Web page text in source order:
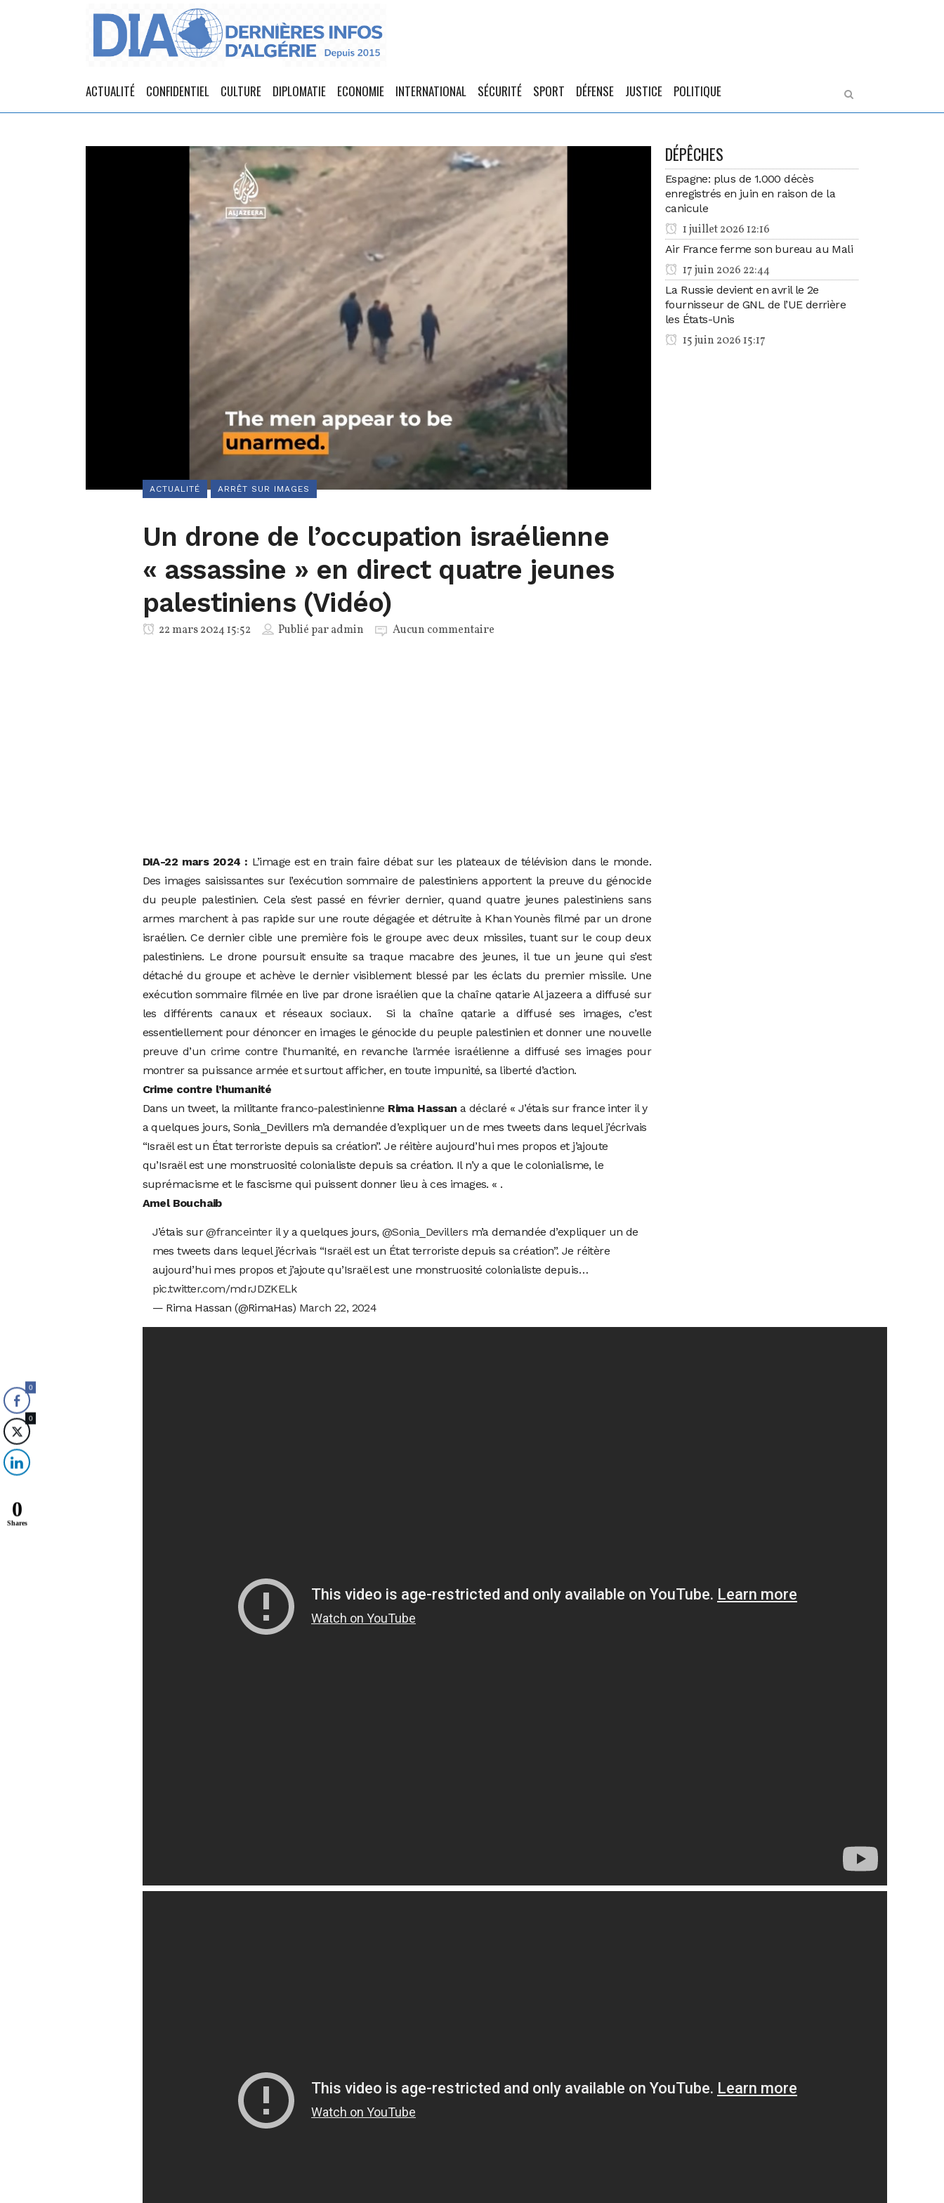
ACTUALITÉ CONFIDENTIEL CULTURE DIPLOMATIE ECONOMIE INTERNATIONAL SÉCURITÉ SPORT DÉFENSE JUSTICE POLITIQUE
ACTUALITÉ ARRÊT SUR IMAGES
Un drone de l’occupation israélienne
« assassine » en direct quatre jeunes
palestiniens (Vidéo)
22 mars 2024 15:52 Publié paradmin Aucun commentaire
DIA-22 mars 2024 : L’image est en train faire débat sur les plateaux de télévision dans le monde.
Des images saisissantes sur l’exécution sommaire de palestiniens apportent la preuve du génocide
du peuple palestinien. Cela s’est passé en février dernier, quand quatre jeunes palestiniens sans
armes marchent à pas rapide sur une route dégagée et détruite à Khan Younès filmé par un drone
israélien. Ce dernier cible une première fois le groupe avec deux missiles, tuant sur le coup deux
palestiniens. Le drone poursuit ensuite sa traque macabre des jeunes, il tue un jeune qui s’est
détaché du groupe et achève le dernier visiblement blessé par les éclats du premier missile. Une
exécution sommaire filmée en live par drone israélien que la chaîne qatarie Al jazeera a diffusé sur
les différents canaux et réseaux sociaux. Si la chaîne qatarie a diffusé ses images, c’est
essentiellement pour dénoncer en images le génocide du peuple palestinien et donner une nouvelle
preuve d’un crime contre l’humanité, en revanche l’armée israélienne a diffusé ses images pour
montrer sa puissance armée et surtout afficher, en toute impunité, sa liberté d’action.
Crime contre l’humanité
Dans un tweet, la militante franco-palestinienne Rima Hassan a déclaré « J’étais sur france inter il y
a quelques jours, Sonia_Devillers m’a demandée d’expliquer un de mes tweets dans lequel j’écrivais
“Israël est un État terroriste depuis sa création”. Je réitère aujourd’hui mes propos et j’ajoute
qu’Israël est une monstruosité colonialiste depuis sa création. Il n’y a que le colonialisme, le
suprémacisme et le fascisme qui puissent donner lieu à ces images. « .
Amel Bouchaib
J’étais sur@franceinteril y a quelques jours, @Sonia_Devillers m’a demandée d’expliquer un de
mes tweets dans lequel j’écrivais “Israël est un État terroriste depuis sa création”. Je réitère
aujourd’hui mes propos et j’ajoute qu’Israël est une monstruosité colonialiste depuis…
pic.twitter.com/mdrJDZKELk
— Rima Hassan (@RimaHas) March 22, 2024
DÉPÊCHES
Espagne: plus de 1.000 décès
enregistrés en juin en raison de la
canicule
1 juillet 2026 12:16
Air France ferme son bureau au Mali
17 juin 2026 22:44
La Russie devient en avril le 2e
fournisseur de GNL de l’UE derrière
les États-Unis
15 juin 2026 15:17
0
0
0
Shares